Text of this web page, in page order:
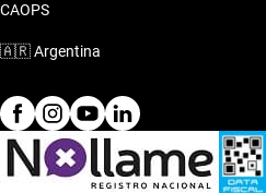
CAOPS
🇦🇷Argentina